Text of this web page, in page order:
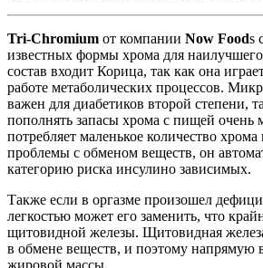
Tri-Chromium от компании Now Foods
известных формы хрома для
состав входит Корица, так как она
работе метаболических процессов.
важен для диабетиков второй степени,
пополнять запасы хрома с пищей очень
потребляет маленькое количество
проблемы с обменом веществ, он
категорию риска инсулино зависимых.
Также если в оргазме произошел
легкостью может его заменить, что
щитовидной железы. Щитовидная
в обмене веществ, и поэтому напрямую
жировой массы.